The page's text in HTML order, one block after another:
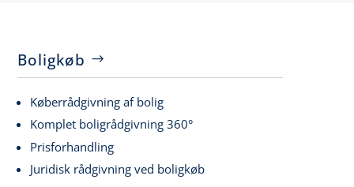
Boligkøb
Køberrådgivning af bolig
Komplet boligrådgivning 360°
Prisforhandling
Juridisk rådgivning ved boligkøb